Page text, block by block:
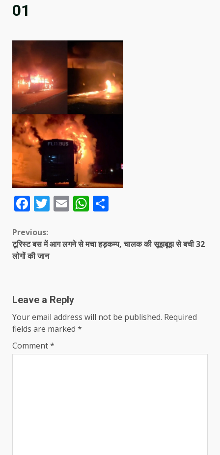
01
Facebook
Twitter
EmailWhatsApp
Continue
Reading
Previous:
टूरिस्ट बस में आग लगने से मचा हड़कम्प, चालक की सूझबूझ से बची 32
लोगों की जान
Leave a Reply
Your email address will not be published. Required
fields are marked *
Comment*